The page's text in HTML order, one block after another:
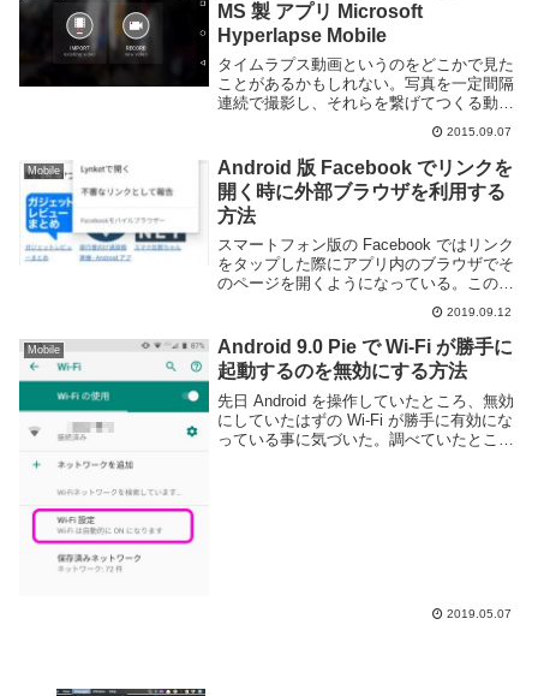
MS 製 アプリ Microsoft
Hyperlapse Mobile
タイムラプス動画というのをどこかで見た
ことがあるかもしれない。写真を一定間隔
連続で撮影し、それらを繋げてつくる動画
だ。もちろんカメラ機能のついたスマート
フォンでも作成する事ができるし、そのた
めのアプリもいくつか Google Play や ...
2015.09.07
Mobile
Android 版 Facebook でリンクを
開く時に外部ブラウザを利用する
方法
スマートフォン版の Facebook ではリンク
をタップした際にアプリ内のブラウザでそ
のページを開くようになっている。このよ
うなシンプルなブラウザだ。ちょっと中身
を確認するだけなら十分かもしれないが、
普段使っているブラウザとは使い勝手が異
な...
2019.09.12
Mobile
Android 9.0 Pie で Wi-Fi が勝手に
起動するのを無効にする方法
先日 Android を操作していたところ、無効
にしていたはずの Wi-Fi が勝手に有効にな
っている事に気づいた。調べていたとこ
2019.05.07